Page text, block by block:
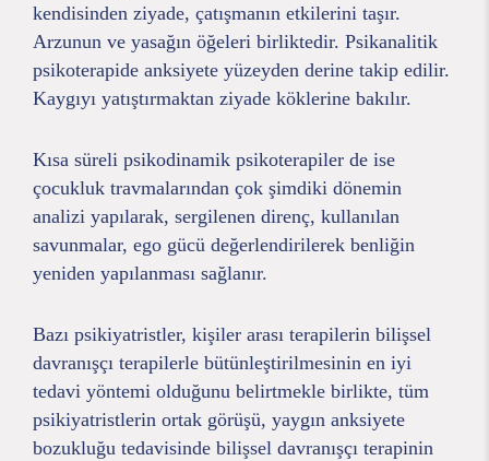
kendisinden ziyade, çatışmanın etkilerini taşır.
Arzunun ve yasağın öğeleri birliktedir. Psikanalitik
psikoterapide anksiyete yüzeyden derine takip edilir.
Kaygıyı yatıştırmaktan ziyade köklerine bakılır.
Kısa süreli psikodinamik psikoterapiler de ise
çocukluk travmalarından çok şimdiki dönemin
analizi yapılarak, sergilenen direnç, kullanılan
savunmalar, ego gücü değerlendirilerek benliğin
yeniden yapılanması sağlanır.
Bazı psikiyatristler, kişiler arası terapilerin bilişsel
davranışçı terapilerle bütünleştirilmesinin en iyi
tedavi yöntemi olduğunu belirtmekle birlikte, tüm
psikiyatristlerin ortak görüşü, yaygın anksiyete
bozukluğu tedavisinde bilişsel davranışçı terapinin